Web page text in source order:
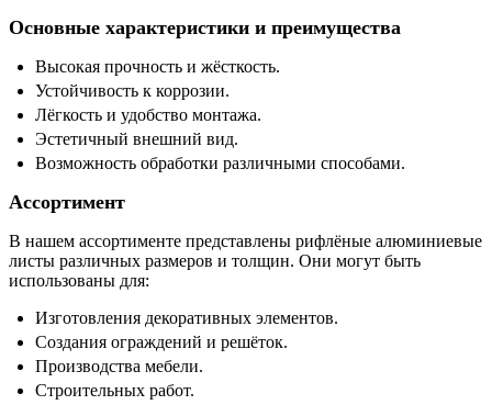
Основные характеристики и преимущества
Высокая прочность и жёсткость.
Устойчивость к коррозии.
Лёгкость и удобство монтажа.
Эстетичный внешний вид.
Возможность обработки различными способами.
Ассортимент
В нашем ассортименте представлены рифлёные алюминиевые
листы различных размеров и толщин. Они могут быть
использованы для:
Изготовления декоративных элементов.
Создания ограждений и решёток.
Производства мебели.
Строительных работ.